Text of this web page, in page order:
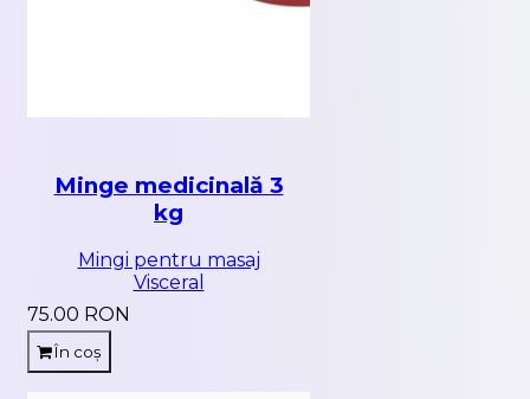
Minge medicinală 3
kg
Mingi pentru masaj
Visceral
75.00 RON
În coș